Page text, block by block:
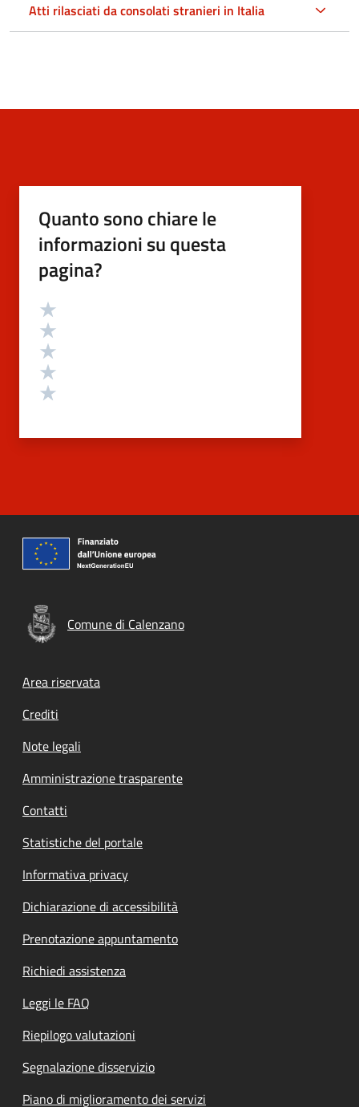
Atti rilasciati da consolati stranieri in Italia
Quanto sono chiare le
informazioni su questa
pagina?
Valutazione
Comune di Calenzano
Footer menu
Area riservata
Crediti
Note legali
Amministrazione trasparente
Contatti
Statistiche del portale
Informativa privacy
Dichiarazione di accessibilità
Prenotazione appuntamento
Richiedi assistenza
Leggi le FAQ
Riepilogo valutazioni
Segnalazione disservizio
Piano di miglioramento dei servizi